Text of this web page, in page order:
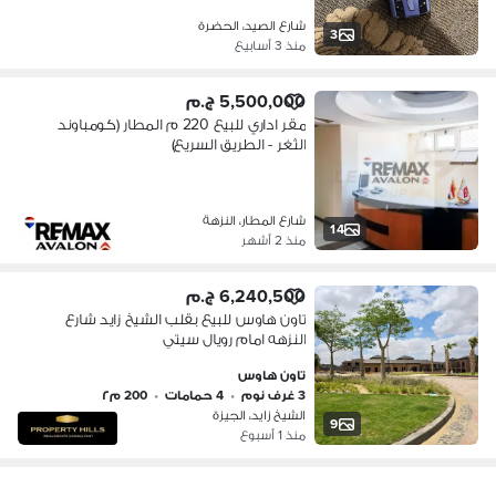
3
شارع الصيد، الحضرة
منذ 3 أسابيع
14
5,500,000 ج.م
مقر اداري للبيع 220 م المطار (كومباوند
الثغر - الطريق السريع)
شارع المطار، النزهة
منذ 2 أشهر
9
6,240,500 ج.م
تاون هاوس للبيع بقلب الشيخ زايد شارع
النزهه امام رويال سيتي
تاون هاوس
3 غرف نوم
• 4 حمامات • 200 م٢
الشيخ زايد، الجيزة
منذ 1 أسبوع